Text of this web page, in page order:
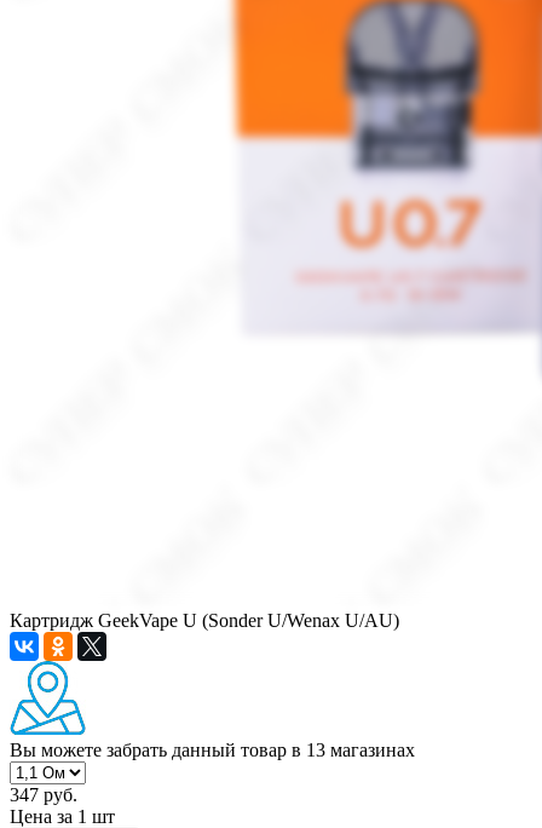
Картридж GeekVape U (Sonder U/Wenax U/AU)
Вы можете забрать данный товар в 13 магазинах
347 руб.
Цена за 1 шт